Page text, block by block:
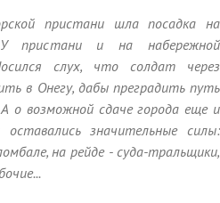
пристани шла посадка на
У пристани и на набережной
слух, что солдат через
в Онегу, дабы преградить путь
о возможной сдаче города еще и
значительные силы:
на рейде - суда-тральщики,